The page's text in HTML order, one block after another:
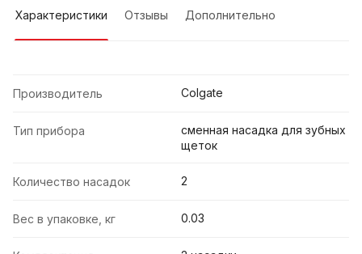
Характеристики Отзывы Дополнительно
Производитель Colgate
Тип прибора
сменная насадка для зубных
щеток
Количество насадок 2
Вес в упаковке, кг 0.03